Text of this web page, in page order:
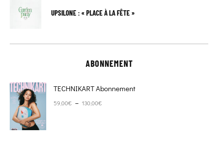
UPSILONE : « PLACE À LA FÊTE »
ABONNEMENT
TECHNIKART Abonnement
59,00€ – 130,00€